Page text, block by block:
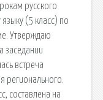
русского
(5 класс) по
Утверждаю
заседании
встреча
регионального.
составлена на